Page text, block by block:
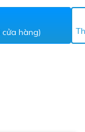
nước nóng gián
hàng)